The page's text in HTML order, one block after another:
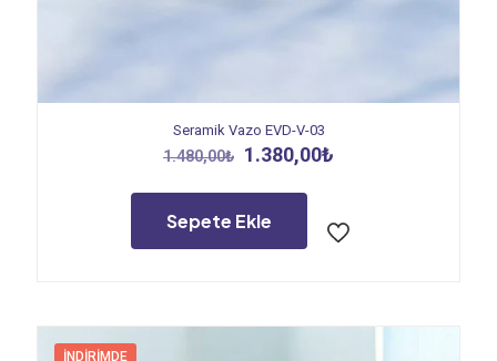
Seramik Vazo EVD-V-03
1.480,00₺ Orijinal
1.480,00₺.
1.380,00₺
Sepete Ekle
İNDIRIMDE